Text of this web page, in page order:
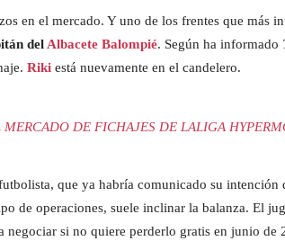
en el mercado. Y uno de los frentes que más
delAlbacete Balompié. Según ha informado
Riki está nuevamente en el candelero.
MERCADO DE FICHAJES DE LALIGA
que ya habría comunicado su intención
de operaciones, suele inclinar la balanza. El
negociar si no quiere perderlo gratis en junio de